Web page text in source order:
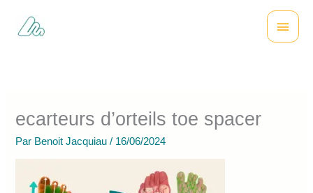
contenu
Menu
ecarteurs d’orteils toe spacer
Par Benoit Jacquiau/ 16/06/2024